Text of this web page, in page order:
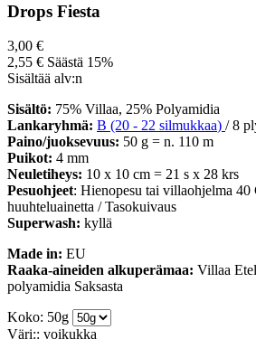
Drops Fiesta
3,00 €
2,55 € Säästä 15%
Sisältää alv:n
Sisältö: 75% Villaa, 25% Polyamidia
Lankaryhmä: B (20 - 22 silmukkaa) / 8
Paino/juoksevuus: 50 g = n. 110 m
Puikot: 4 mm
Neuletiheys: 10 x 10 cm = 21 s x 28 krs
Pesuohjeet: Hienopesu tai villaohjelma 40
huuhteluainetta / Tasokuivaus
Superwash: kyllä
Made in: EU
Raaka-aineiden alkuperämaa: Villaa
polyamidia Saksasta
Koko: 50g
Väri:: voikukka